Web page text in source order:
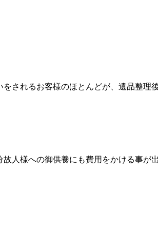
されるお客様のほとんどが、遺品整理
人様への御供養にも費用をかける事が出